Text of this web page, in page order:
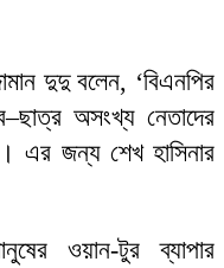
দুদু বলেন, ‘বিএনপির
অসংখ্য নেতাদের
এর জন্য শেখ হাসিনার
ওয়ান-টুর ব্যাপার